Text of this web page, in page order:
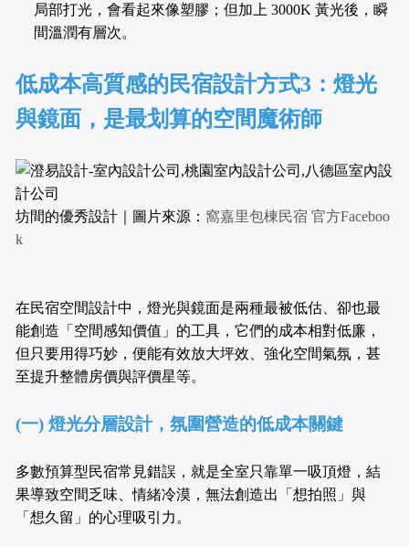
局部打光，會看起來像塑膠；但加上 3000K 黃光後，瞬
間溫潤有層次。
低成本高質感的民宿設計方式3：燈光
與鏡面，是最划算的空間魔術師
坊間的優秀設計｜圖片來源： 窩嘉里包棟民宿 官方Faceboo
k
在民宿空間設計中，燈光與鏡面是兩種最被低估、卻也最
能創造「空間感知價值」的工具，它們的成本相對低廉，
但只要用得巧妙，便能有效放大坪效、強化空間氣氛，甚
至提升整體房價與評價星等。
(一) 燈光分層設計，氛圍營造的低成本關鍵
多數預算型民宿常見錯誤，就是全室只靠單一吸頂燈，結
果導致空間乏味、情緒冷漠，無法創造出「想拍照」與
「想久留」的心理吸引力。